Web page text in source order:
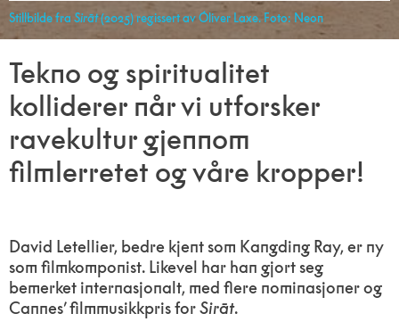
Stillbilde fraSirāt(2025) regissert av Óliver Laxe. Foto: Neon
Tekno og spiritualitet
kolliderer når vi utforsker
ravekultur gjennom
filmlerretet og våre kropper!
David Letellier, bedre kjent som Kangding Ray, er ny
som filmkomponist. Likevel har han gjort seg
bemerket internasjonalt, med flere nominasjoner og
Cannes’ filmmusikkpris forSirāt.